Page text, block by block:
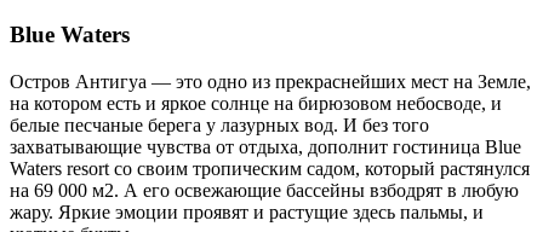
Blue Waters
Остров Антигуа — это одно из прекраснейших мест на Земле,
на котором есть и яркое солнце на бирюзовом небосводе, и
белые песчаные берега у лазурных вод. И без того
захватывающие чувства от отдыха, дополнит гостиница Blue
Waters resort со своим тропическим садом, который растянулся
на 69 000 м2. А его освежающие бассейны взбодрят в любую
жару. Яркие эмоции проявят и растущие здесь пальмы, и